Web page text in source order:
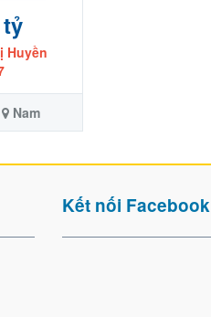
Huyền
Nam
Kết nối Facebook